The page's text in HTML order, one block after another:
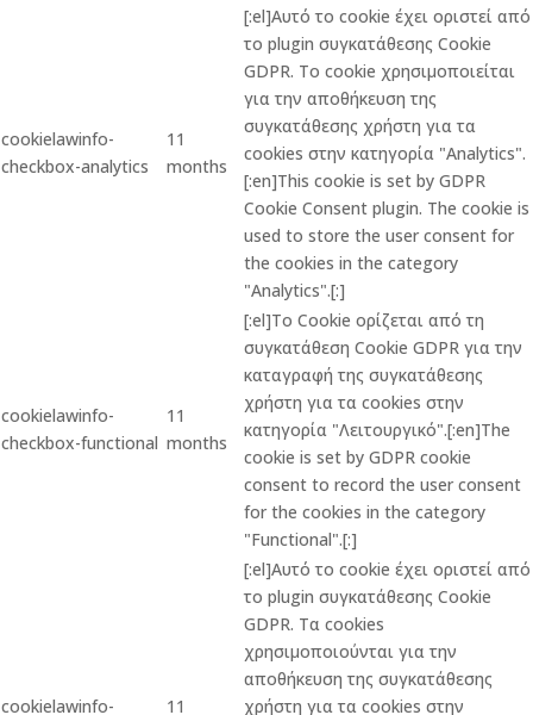
cookielawinfo-
checkbox-analytics
11
months
[:el]Αυτό το cookie έχει οριστεί από
το plugin συγκατάθεσης Cookie
GDPR. Το cookie χρησιμοποιείται
για την αποθήκευση της
συγκατάθεσης χρήστη για τα
cookies στην κατηγορία "Analytics".
[:en]This cookie is set by GDPR
Cookie Consent plugin. The cookie is
used to store the user consent for
the cookies in the category
"Analytics".[:]
cookielawinfo-
checkbox-functional
11
months
[:el]Το Cookie ορίζεται από τη
συγκατάθεση Cookie GDPR για την
καταγραφή της συγκατάθεσης
χρήστη για τα cookies στην
κατηγορία "Λειτουργικό".[:en]The
cookie is set by GDPR cookie
consent to record the user consent
for the cookies in the category
"Functional".[:]
cookielawinfo-
11
[:el]Αυτό το cookie έχει οριστεί από
το plugin συγκατάθεσης Cookie
GDPR. Τα cookies
χρησιμοποιούνται για την
αποθήκευση της συγκατάθεσης
χρήστη για τα cookies στην